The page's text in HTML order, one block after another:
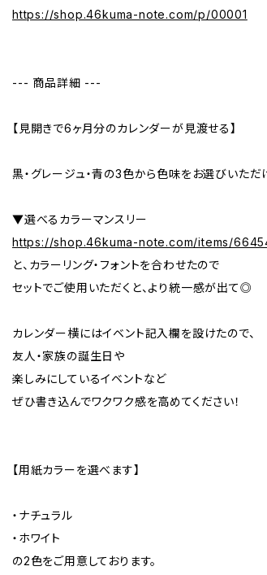
https://shop.46kuma-note.com/p/00001
--- 商品詳細 ---
【見開きで6ヶ月分のカレンダーが見渡せる】
黒・グレージュ・青の3色から色味をお選びいただ
▼選べるカラーマンスリー
https://shop.46kuma-note.com/items/
と、カラーリング・フォントを合わせたので
セットでご使用いただくと、より統一感が出て◎
カレンダー横にはイベント記入欄を設けたので、
友人・家族の誕生日や
楽しみにしているイベントなど
ぜひ書き込んでワクワク感を高めてください！
【用紙カラーを選べます】
・ナチュラル
・ホワイト
の2色をご用意しております。